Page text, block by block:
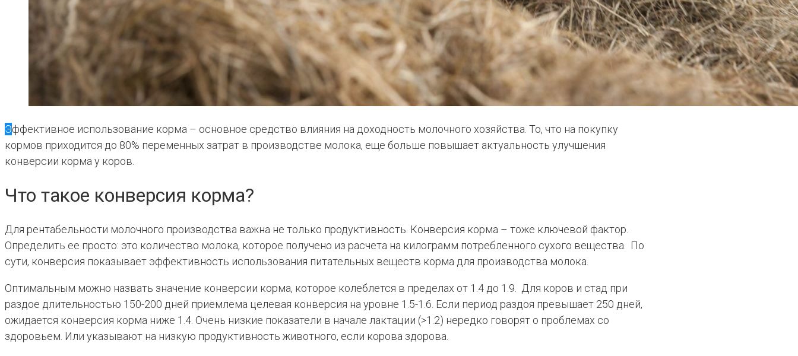
Эффективное использование корма – основное средство влияния на доходность молочного хозяйства. То, что на покупку
кормов приходится до 80% переменных затрат в производстве молока, еще больше повышает актуальность улучшения
конверсии корма у коров.
Что такое конверсия корма?
Для рентабельности молочного производства важна не только продуктивность. Конверсия корма – тоже ключевой фактор.
Определить ее просто: это количество молока, которое получено из расчета на килограмм потребленного сухого вещества. По
сути, конверсия показывает эффективность использования питательных веществ корма для производства молока.
Оптимальным можно назвать значение конверсии корма, которое колеблется в пределах от 1.4 до 1.9. Для коров и стад при
раздое длительностью 150-200 дней приемлема целевая конверсия на уровне 1.5-1.6. Если период раздоя превышает 250 дней,
ожидается конверсия корма ниже 1.4. Очень низкие показатели в начале лактации (>1.2) нередко говорят о проблемах со
здоровьем. Или указывают на низкую продуктивность животного, если корова здорова.